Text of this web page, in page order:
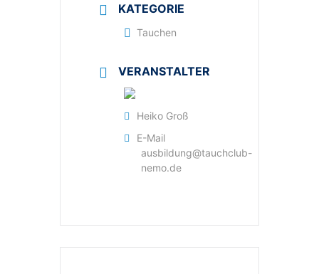
KATEGORIE
Tauchen
VERANSTALTER
Heiko Groß
E-Mail
ausbildung@tauchclub-
nemo.de